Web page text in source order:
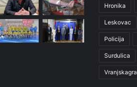
Hronika
Leskovac
Policija
Surdulica